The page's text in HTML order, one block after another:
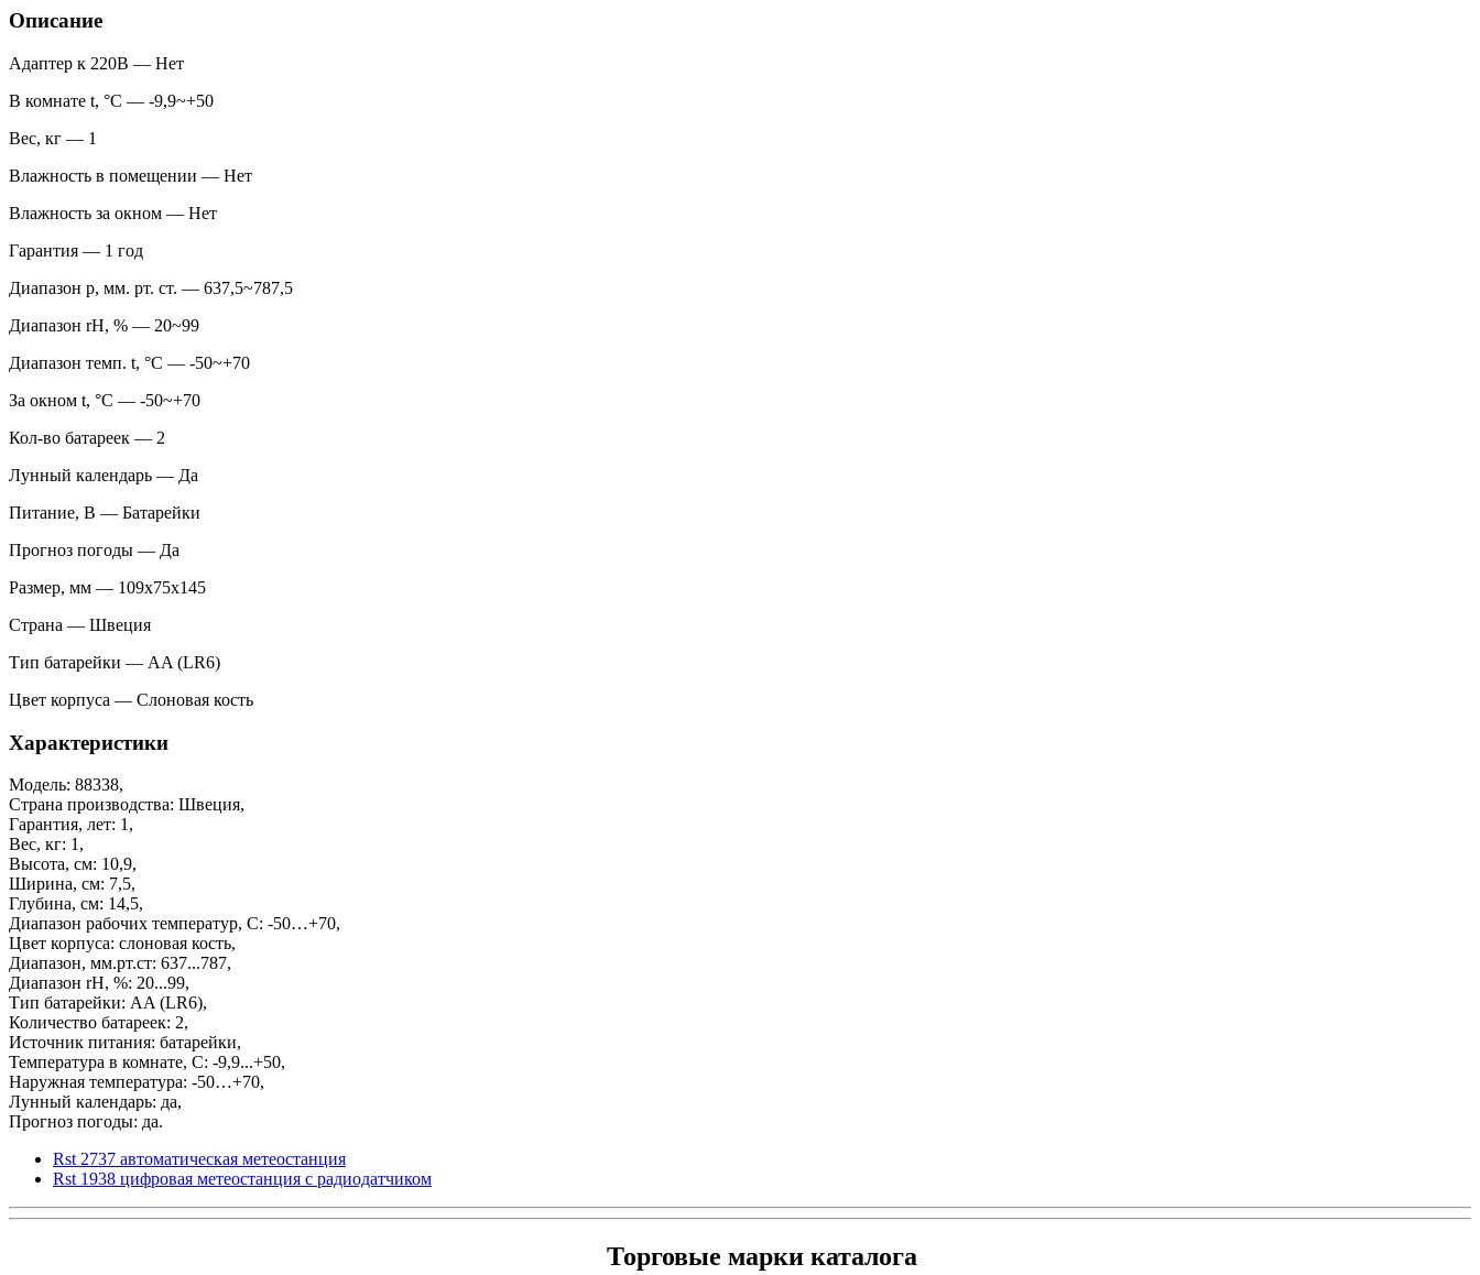
Описание
Адаптер к 220В — Нет
В комнате t, °С — -9,9~+50
Вес, кг — 1
Влажность в помещении — Нет
Влажность за окном — Нет
Гарантия — 1 год
Диапазон p, мм. рт. ст. — 637,5~787,5
Диапазон rH, % — 20~99
Диапазон темп. t, °С — -50~+70
За окном t, °С — -50~+70
Кол-во батареек — 2
Лунный календарь — Да
Питание, В — Батарейки
Прогноз погоды — Да
Размер, мм — 109x75х145
Страна — Швеция
Тип батарейки — AA (LR6)
Цвет корпуса — Слоновая кость
Характеристики
Модель: 88338,
Страна производства: Швеция,
Гарантия, лет: 1,
Вес, кг: 1,
Высота, см: 10,9,
Ширина, см: 7,5,
Глубина, см: 14,5,
Диапазон рабочих температур, С: -50…+70,
Цвет корпуса: слоновая кость,
Диапазон, мм.рт.ст: 637...787,
Диапазон rH, %: 20...99,
Тип батарейки: AA (LR6),
Количество батареек: 2,
Источник питания: батарейки,
Температура в комнате, С: -9,9...+50,
Наружная температура: -50…+70,
Лунный календарь: да,
Прогноз погоды: да.
Rst 2737 автоматическая метеостанция
Rst 1938 цифровая метеостанция с радиодатчиком
Торговые марки каталога